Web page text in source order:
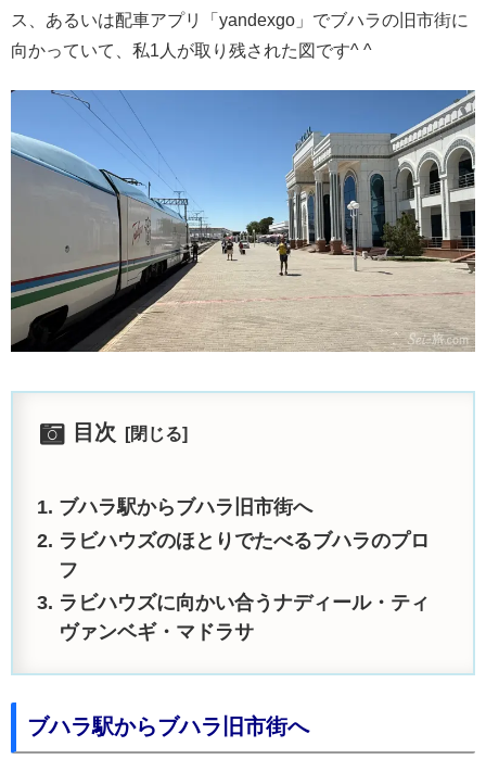
ス、あるいは配車アプリ「yandexgo」でブハラの旧市街に
向かっていて、私1人が取り残された図です^ ^
目次
ブハラ駅からブハラ旧市街へ
ラビハウズのほとりでたべるブハラのプロ
フ
ラビハウズに向かい合うナディール・ティ
ヴァンベギ・マドラサ
ブハラ駅からブハラ旧市街へ